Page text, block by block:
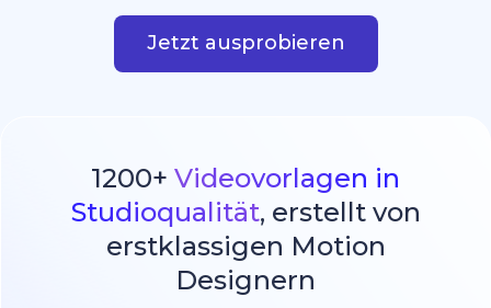
Jetzt ausprobieren
1200+ Videovorlagen in
Studioqualität, erstellt von
erstklassigen Motion
Designern